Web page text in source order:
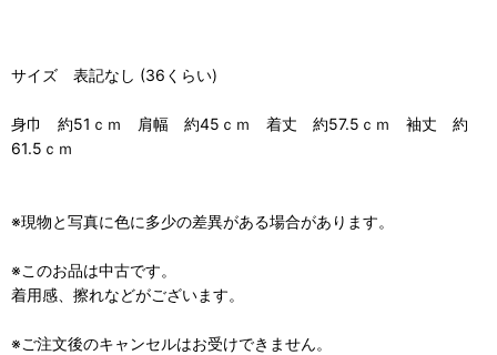
サイズ 表記なし (36くらい)
身巾 約51ｃｍ 肩幅 約45ｃｍ 着丈 約57.5ｃｍ 袖丈 約
61.5ｃｍ
※現物と写真に色に多少の差異がある場合があります。
※このお品は中古です。
着用感、擦れなどがございます。
※ご注文後のキャンセルはお受けできません。